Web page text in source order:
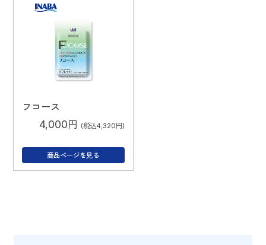
フコース
4,000円 (税込4,320円)
商品ページを見る